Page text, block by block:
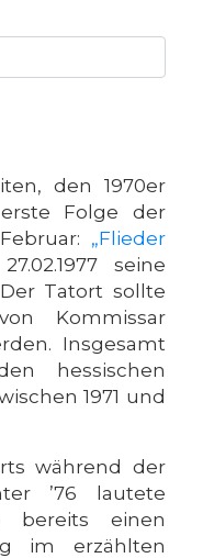
den 1970er
Folge der
„Flieder
seine
Tatort sollte
Kommissar
Insgesamt
hessischen
1971 und
während der
’76 lautete
bereits einen
im erzählten